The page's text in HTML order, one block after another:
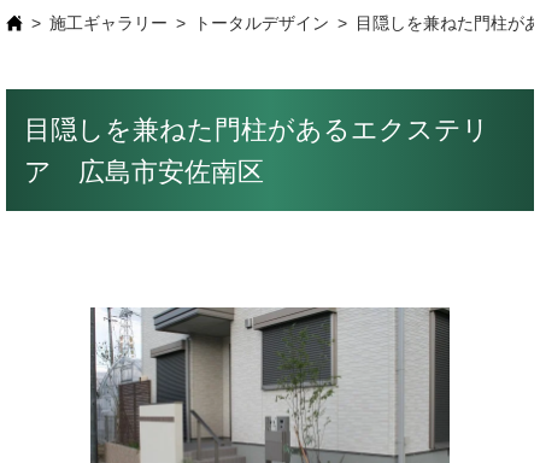
施工ギャラリー トータルデザイン 目隠しを兼ねた門柱が
目隠しを兼ねた門柱があるエクステリ
ア 広島市安佐南区